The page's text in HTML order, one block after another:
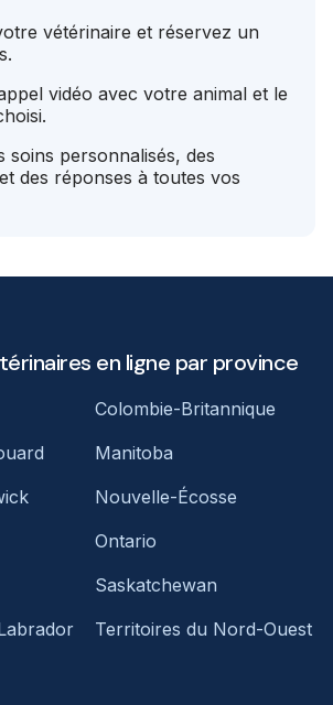
vétérinaire et réservez un
vidéo avec votre animal et le
soins personnalisés, des
des réponses à toutes vos
en ligne par province
Colombie-Britannique
Manitoba
Nouvelle-Écosse
Ontario
Saskatchewan
Territoires du Nord-Ouest